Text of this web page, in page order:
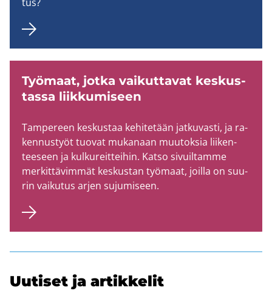
Työ­maat, jotka vai­kut­ta­vat kes­kus­
tas­sa liik­ku­mi­seen
Tam­pe­reen kes­kus­taa ke­hi­te­tään jat­ku­vas­ti, ja ra­
ken­nus­työt tuo­vat mu­ka­naan muu­tok­sia lii­ken­
tee­seen ja kul­ku­reit­tei­hin. Katso si­vuil­tam­me
mer­kit­tä­vim­mät kes­kus­tan työ­maat, joil­la on suu­
rin vai­ku­tus arjen su­ju­mi­seen.
Uu­ti­set ja ar­tik­ke­lit